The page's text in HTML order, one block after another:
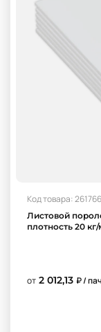
Код товара:
Листовой
плотность 20
от 2 012,13 ₽ /